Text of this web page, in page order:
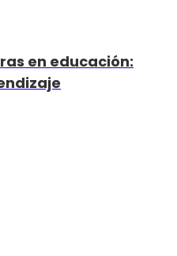
en educación: